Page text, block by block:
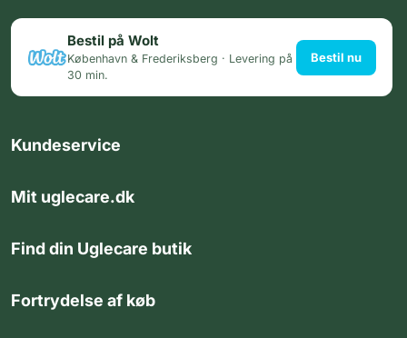
Bestil på Wolt
København & Frederiksberg · Levering på
30 min.
Bestil nu
Kundeservice
Mit uglecare.dk
Find din Uglecare butik
Fortrydelse af køb